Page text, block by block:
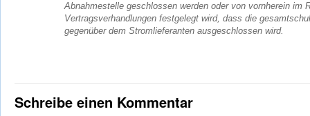
Abnahmestelle geschlossen werden oder von vornherein im
Vertragsverhandlungen festgelegt wird, dass die
gegenüber dem Stromlieferanten ausgeschlossen wird.
Schreibe einen Kommentar